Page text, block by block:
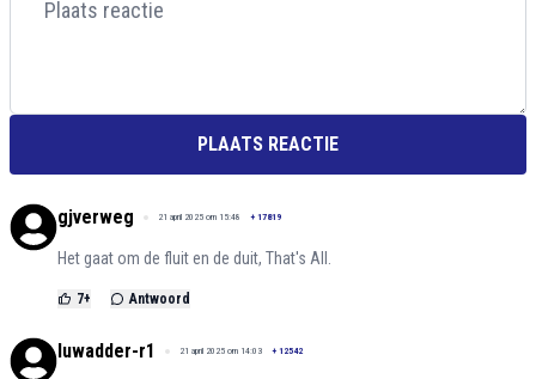
PLAATS REACTIE
gjverweg 21 april 2025 om 15:48 + 17819
Het gaat om de fluit en de duit, That's All.
7+ Antwoord
luwadder-r1 21 april 2025 om 14:03 + 12542